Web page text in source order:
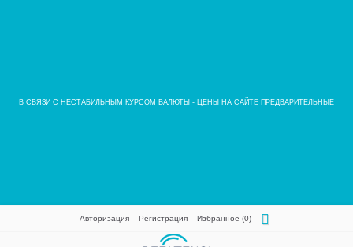
В СВЯЗИ С НЕСТАБИЛЬНЫМ КУРСОМ ВАЛЮТЫ - ЦЕНЫ НА САЙТЕ ПРЕДВАРИТЕЛЬНЫЕ
Авторизация Регистрация Избранное (0)